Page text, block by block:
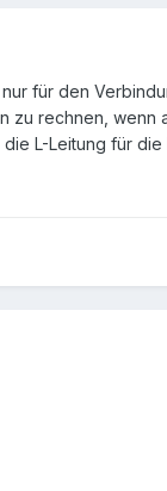
für den
zu rechnen, wenn
L-Leitung für die